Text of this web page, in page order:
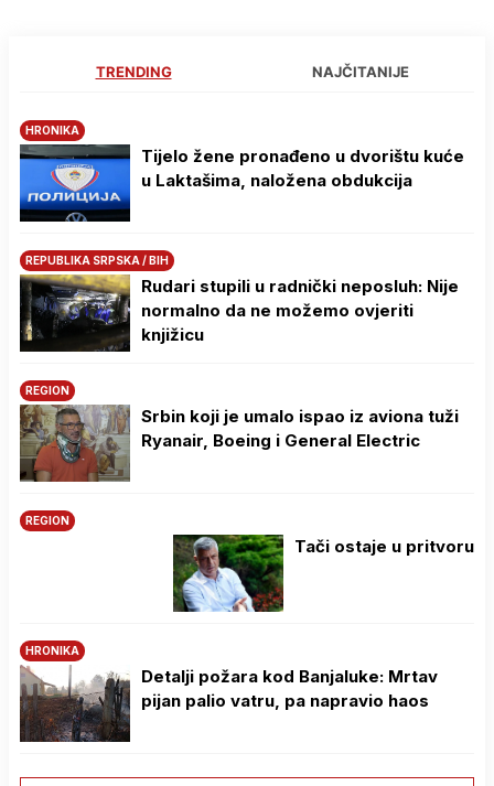
TRENDING NAJČITANIJE
HRONIKA
Tijelo žene pronađeno u dvorištu kuće
u Laktašima, naložena obdukcija
REPUBLIKA SRPSKA / BIH
Rudari stupili u radnički neposluh: Nije
normalno da ne možemo ovjeriti
knjižicu
REGION
Srbin koji je umalo ispao iz aviona tuži
Ryanair, Boeing i General Electric
REGION
Tači ostaje u pritvoru
HRONIKA
Detalji požara kod Banjaluke: Mrtav
pijan palio vatru, pa napravio haos